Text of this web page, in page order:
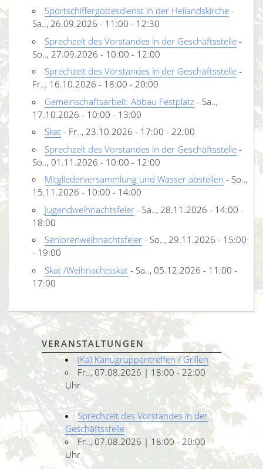
Sportschiffergottesdienst in der Heilandskirche -
Sa.., 26.09.2026 - 11:00 - 12:30
Sprechzeit des Vorstandes in der Geschäftsstelle -
So.., 27.09.2026 - 10:00 - 12:00
Sprechzeit des Vorstandes in der Geschäftsstelle -
Fr.., 16.10.2026 - 18:00 - 20:00
Gemeinschaftsarbeit: Abbau Festplatz - Sa..,
17.10.2026 - 10:00 - 13:00
Skat - Fr.., 23.10.2026 - 17:00 - 22:00
Sprechzeit des Vorstandes in der Geschäftsstelle -
So.., 01.11.2026 - 10:00 - 12:00
Mitgliederversammlung und Wasser abstellen - So..,
15.11.2026 - 10:00 - 14:00
Jugendweihnachtsfeier - Sa.., 28.11.2026 - 14:00 -
18:00
Seniorenweihnachtsfeier - So.., 29.11.2026 - 15:00
- 19:00
Skat /Weihnachtsskat - Sa.., 05.12.2026 - 11:00 -
17:00
VERANSTALTUNGEN
(Ka) Kanugruppentreffen / Grillen
Fr.., 07.08.2026 | 18:00 - 22:00
Uhr
Sprechzeit des Vorstandes in der
Geschäftsstelle
Fr.., 07.08.2026 | 18:00 - 20:00
Uhr